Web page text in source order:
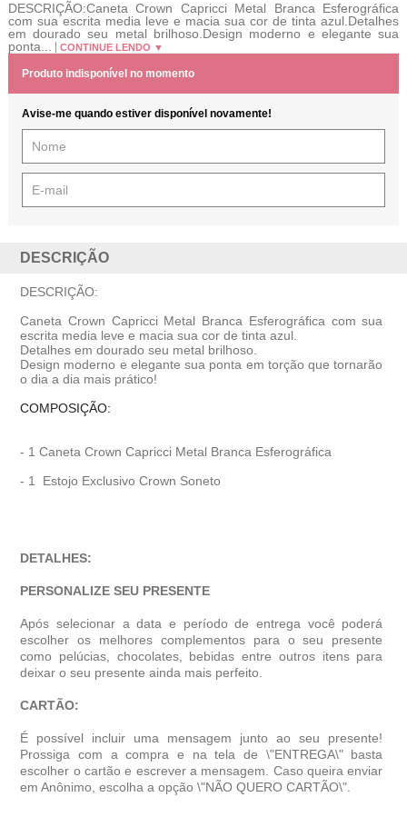
DESCRIÇÃO:Caneta Crown Capricci Metal Branca Esferográfica
com sua escrita media leve e macia sua cor de tinta azul.Detalhes
em dourado seu metal brilhoso.Design moderno e elegante sua
ponta...
CONTINUE LENDO ▼
Produto indisponível no momento
Avise-me quando estiver disponível novamente!
DESCRIÇÃO
DESCRIÇÃO:
Caneta Crown Capricci Metal Branca Esferográfica com sua
escrita media leve e macia sua cor de tinta azul.
Detalhes em dourado seu metal brilhoso.
Design moderno e elegante sua ponta em torção que tornarão
o dia a dia mais prático!
COMPOSIÇÃO:
- 1Caneta Crown Capricci Metal Branca Esferográfica
- 1 Estojo Exclusivo Crown Soneto
DETALHES:
PERSONALIZE SEU PRESENTE
Após selecionar a data e período de entrega você poder
escolher os melhores complementos para o seu presente
como pelúcias, chocolates, bebidas entre outros itens para
deixar o seu presente ainda mais perfeito.
CARTÃO:
É possível incluir uma mensagem junto ao seu presente!
Prossiga com a compra e na tela de \"ENTREGA\" basta
escolher o cartão e escrever a mensagem. Caso queira enviar
em Anônimo, escolha a opção \"NÃO QUERO CARTÃO\".